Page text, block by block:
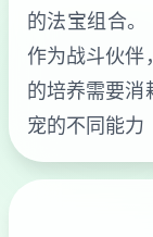
的法宝组合
作为战斗伙伴
的培养需要消
宠的不同能力